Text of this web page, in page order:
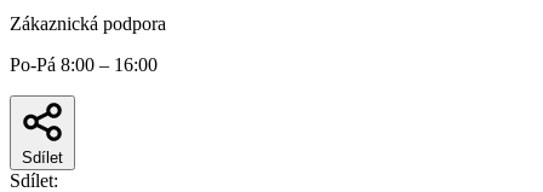
Zákaznická podpora
Po-Pá 8:00 – 16:00
Sdílet
Sdílet: